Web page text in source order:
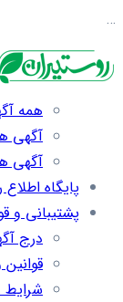
…
همه
آگهی
آگهی
پایگاه
پشتیبانی و
درج